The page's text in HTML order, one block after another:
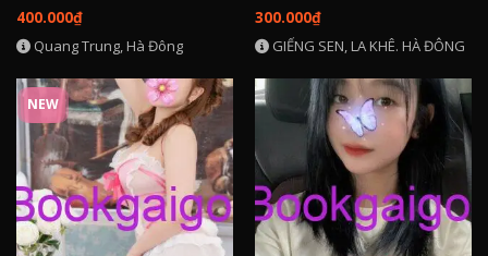
400.000₫
Quang Trung, Hà Đông
Được xếp
hạng
5 sao
300.000₫
GIẾNG SEN, LA KHÊ. HÀ ĐÔNG
NEW